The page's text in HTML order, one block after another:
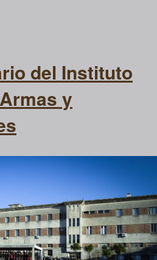
del Instituto
y